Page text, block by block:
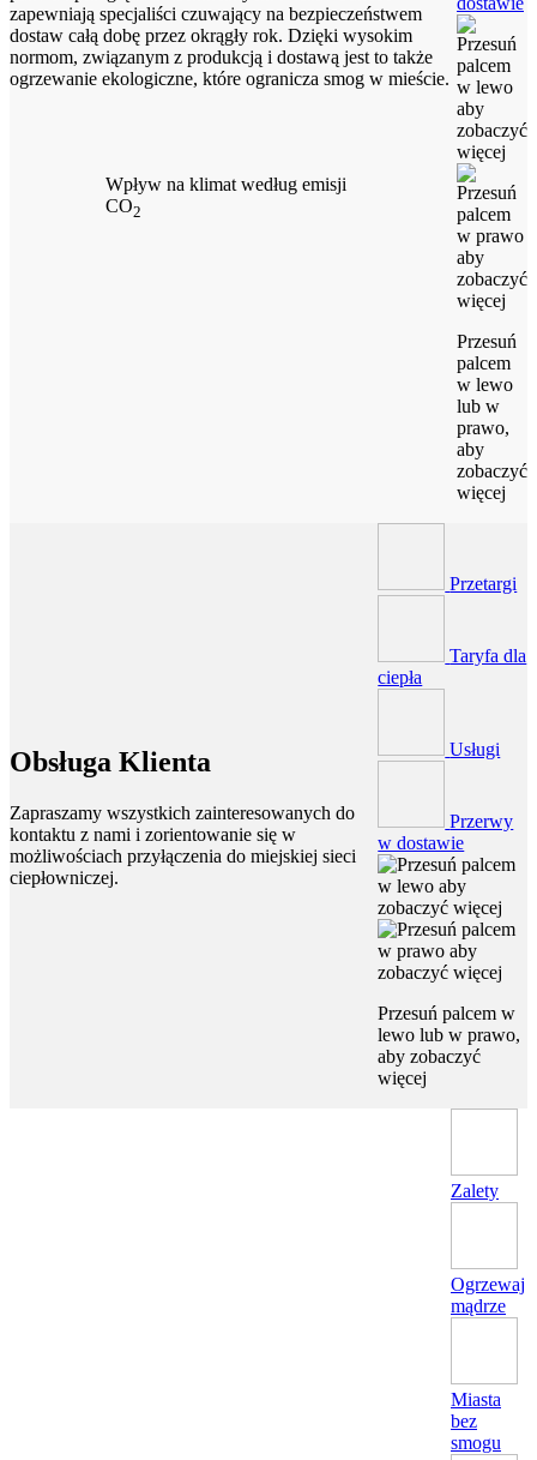
zapewniają specjaliści czuwający na bezpieczeństwem
dostaw całą dobę przez okrągły rok. Dzięki wysokim
normom, związanym z produkcją i dostawą jest to także
ogrzewanie ekologiczne, które ogranicza smog w mieście.
Wpływ na klimat według emisji
CO2
Przesuń
palcem
w lewo
lub w
prawo,
aby
zobaczyć
więcej
Obsługa Klienta
Zapraszamy wszystkich zainteresowanych do
kontaktu z nami i zorientowanie się w
możliwościach przyłączenia do miejskiej sieci
ciepłowniczej.
Przetargi
Taryfa dla
ciepła
Usługi
Przerwy
w dostawie
Przesuń palcem w
lewo lub w prawo,
aby zobaczyć
więcej
Zalety
Ogrzewaj
mądrze
Miasta
bez
smogu